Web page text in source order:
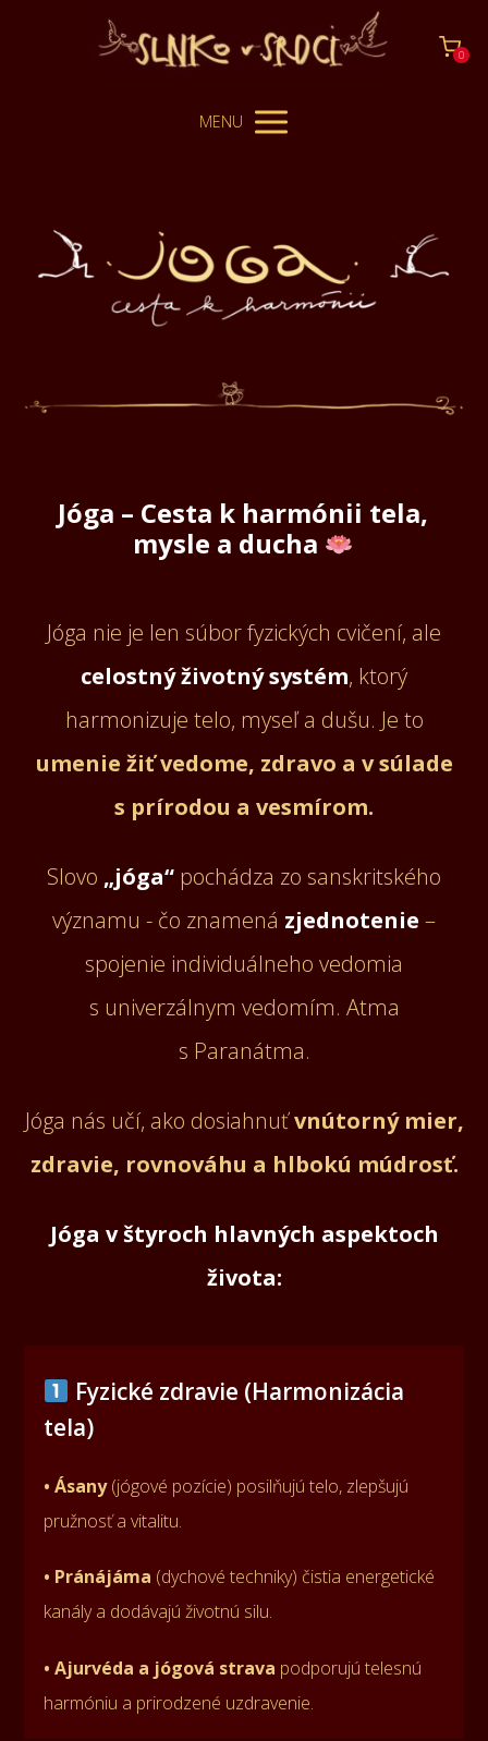
0
MENU
Jóga – Cesta k harmónii tela,
mysle a ducha
Jóga nie je len súbor fyzických cvičení, ale
celostný životný systém, ktorý
harmonizuje telo, myseľ a dušu. Je to
umenie žiť vedome, zdravo a v súlade
s prírodou a vesmírom.
Slovo „jóga“ pochádza zo sanskritského
významu - čo znamená zjednotenie –
spojenie individuálneho vedomia
s univerzálnym vedomím. Atma
s Paranátma.
Jóga nás učí, ako dosiahnuťvnútorný mier,
zdravie, rovnováhu a hlbokú múdrosť.
Jóga v štyroch hlavných aspektoch
života:
Fyzické zdravie (Harmonizácia
tela)
• Ásany(jógové pozície) posilňujú telo, zlepšujú
pružnosť a vitalitu.
• Pránájáma (dychové techniky) čistia energetické
kanály a dodávajú životnú silu.
• Ajurvéda a jógová strava podporujú telesnú
harmóniu a prirodzené uzdravenie.